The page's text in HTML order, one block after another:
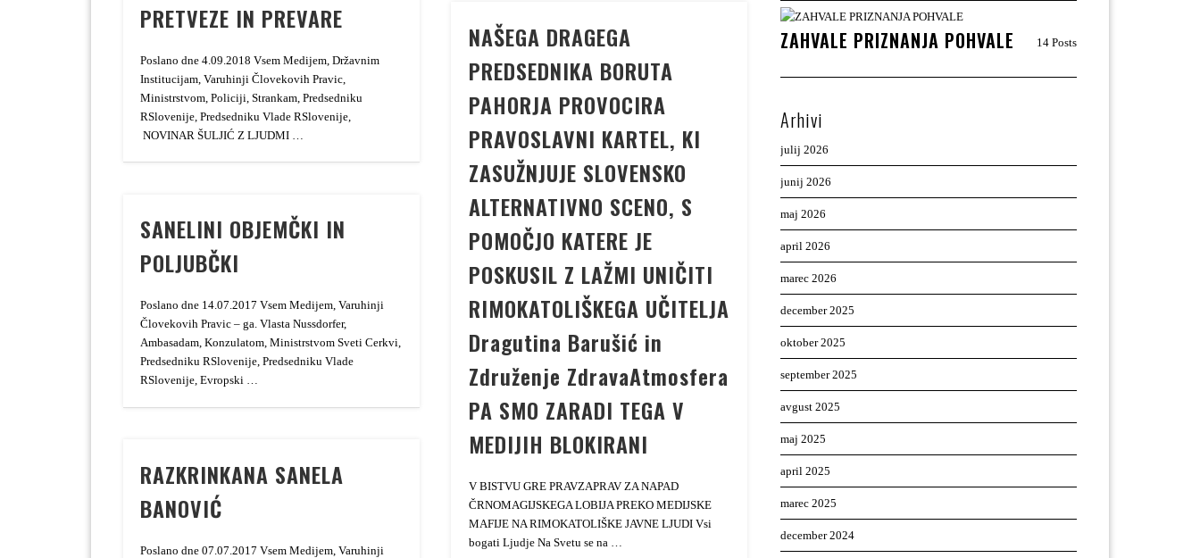
PRETVEZE IN PREVARE
Poslano dne 4.09.2018 Vsem Medijem, Državnim
Institucijam, Varuhinji Človekovih Pravic,
Ministrstvom, Policiji, Strankam, Predsedniku
RSlovenije, Predsedniku Vlade RSlovenije,
NOVINAR ŠULJIĆ Z LJUDMI …
NAŠEGA DRAGEGA
PREDSEDNIKA BORUTA
PAHORJA PROVOCIRA
PRAVOSLAVNI KARTEL, KI
ZASUŽNJUJE SLOVENSKO
ALTERNATIVNO SCENO, S
POMOČJO KATERE JE
POSKUSIL Z LAŽMI UNIČITI
RIMOKATOLIŠKEGA UČITELJA
Dragutina Barušić in
Združenje ZdravaAtmosfera
PA SMO ZARADI TEGA V
MEDIJIH BLOKIRANI
V BISTVU GRE PRAVZAPRAV ZA NAPAD
ČRNOMAGIJSKEGA LOBIJA PREKO MEDIJSKE
MAFIJE NA RIMOKATOLIŠKE JAVNE LJUDI Vsi
bogati Ljudje Na Svetu se na …
SANELINI OBJEMČKI IN
POLJUBČKI
Poslano dne 14.07.2017 Vsem Medijem, Varuhinji
Človekovih Pravic – ga. Vlasta Nussdorfer,
Ambasadam, Konzulatom, Ministrstvom Sveti Cerkvi,
Predsedniku RSlovenije, Predsedniku Vlade
RSlovenije, Evropski …
RAZKRINKANA SANELA
BANOVIĆ
Poslano dne 07.07.2017 Vsem Medijem, Varuhinji
ZAHVALE PRIZNANJA POHVALE 14 Posts
Arhivi
julij 2026
junij 2026
maj 2026
april 2026
marec 2026
december 2025
oktober 2025
september 2025
avgust 2025
maj 2025
april 2025
marec 2025
december 2024